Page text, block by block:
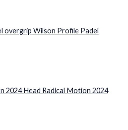
Wilson Profile Padel
Head Radical Motion 2024